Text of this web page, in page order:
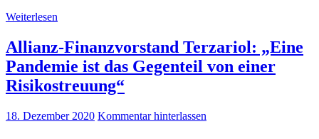
Weiterlesen
Allianz-Finanzvorstand Terzariol: „Eine
Pandemie ist das Gegenteil von einer
Risikostreuung“
18. Dezember 2020 Kommentar hinterlassen